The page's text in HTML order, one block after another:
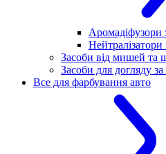
Аромадіфузори
Нейтралізатори
Засоби від мишей та
Засоби для догляду за
Все для фарбування авто